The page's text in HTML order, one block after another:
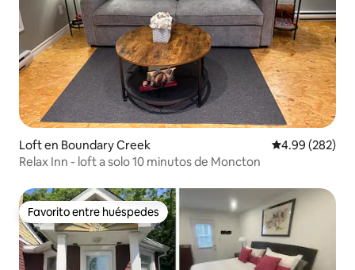
Loft en Boundary Creek Calificación
4.99 (282)
Relax Inn - loft a solo 10 minutos de Moncton
Favorito entre huéspedes
Favorito entre huéspedes